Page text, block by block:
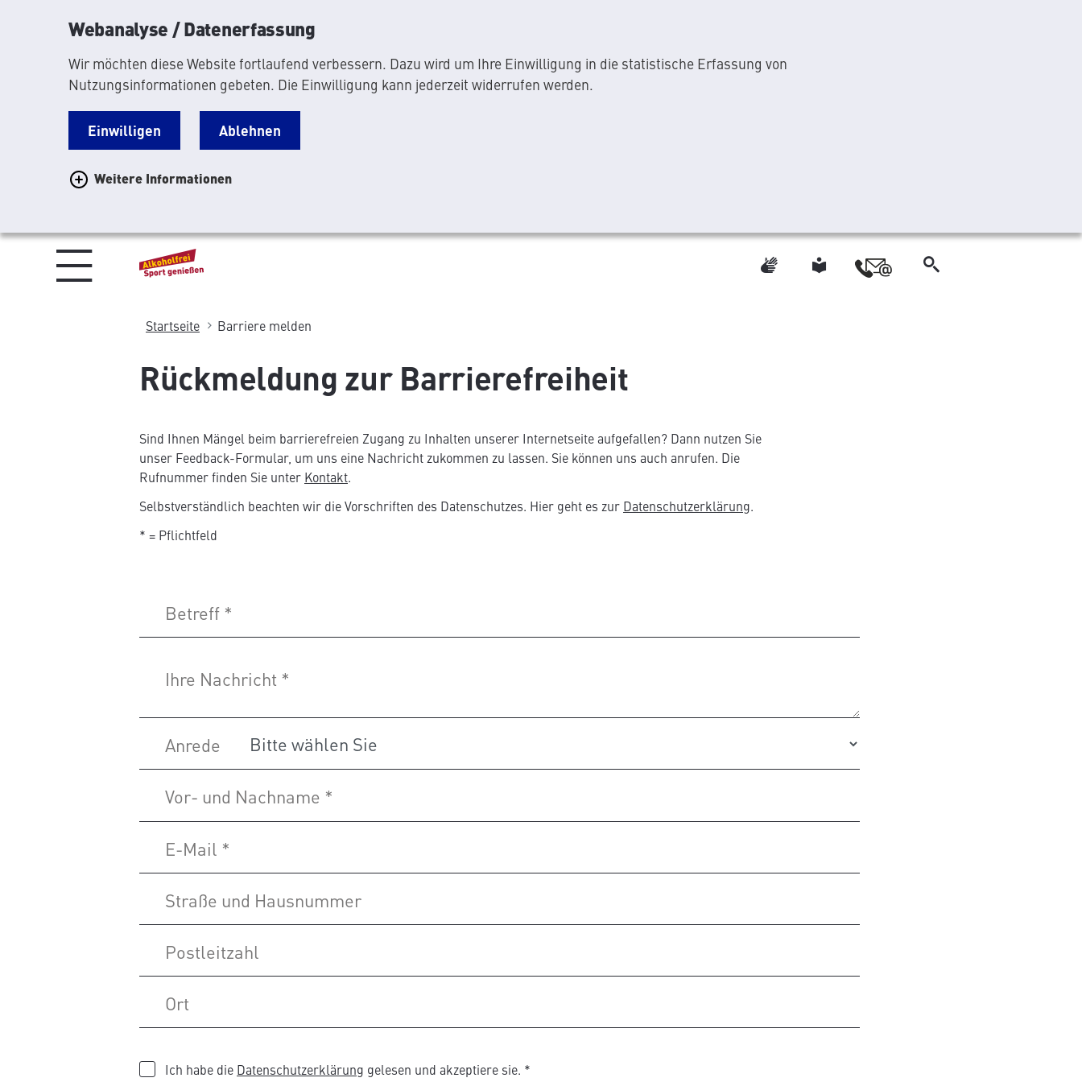
Webanalyse / Datenerfassung
Wir möchten diese Website fortlaufend verbessern. Dazu wird um Ihre Einwilligung in die statistische Erfassung von
Nutzungsinformationen gebeten. Die Einwilligung kann jederzeit widerrufen werden.
Einwilligen Ablehnen
Weitere Informationen
GebärdenspracheLeichte Sprache
Kontakt
Suche
Hauptnavigation
Startseite Barriere melden
Rückmeldung zur Barrierefreiheit
Sind Ihnen Mängel beim barrierefreien Zugang zu Inhalten unserer Internetseite aufgefallen? Dann nutzen Sie
unser Feedback-Formular, um uns eine Nachricht zukommen zu lassen. Sie können uns auch anrufen. Die
Rufnummer finden Sie unter Kontakt.
Selbstverständlich beachten wir die Vorschriften des Datenschutzes. Hier geht es zur Datenschutzerklärung.
* = Pflichtfeld
Betreff *
Ihre Nachricht *
Anrede
Vor- und Nachname *
E-Mail *
Straße und Hausnummer
Postleitzahl
Ort
Ich habe die Datenschutzerklärung gelesen und akzeptiere sie. *